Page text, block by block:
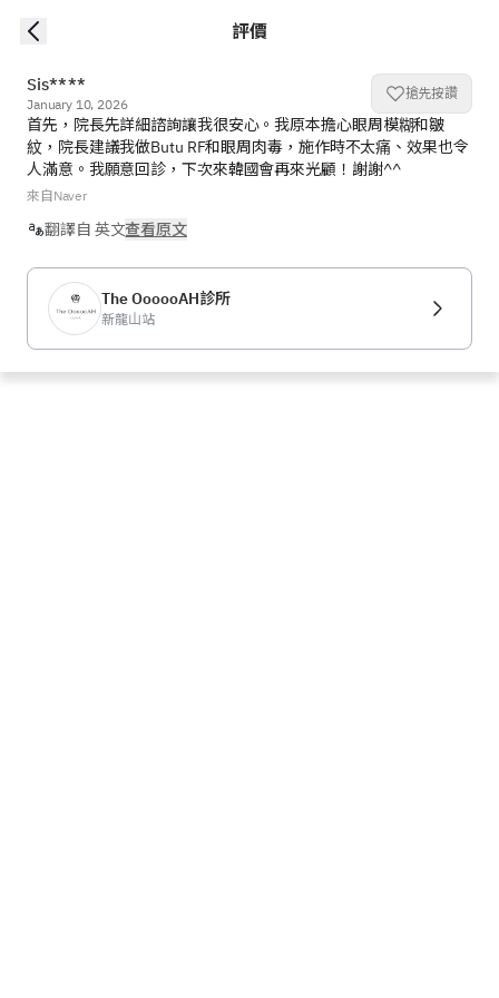
評價
Sis****
January 10, 2026
搶先按讚
首先，院長先詳細諮詢讓我很安心。我原本擔心眼周模糊和皺
紋，院長建議我做Butu RF和眼周肉毒，施作時不太痛、效果也令
人滿意。我願意回診，下次來韓國會再來光顧！謝謝^^
來自Naver
翻譯自 英文查看原文
The OooooAH診所
新龍山站